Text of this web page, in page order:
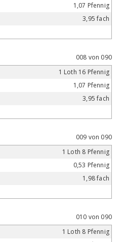
1,07 Pfennig
3,95 fach
008 von 090
1 Loth 16 Pfennig
1,07 Pfennig
3,95 fach
009 von 090
1 Loth 8 Pfennig
0,53 Pfennig
1,98 fach
010 von 090
1 Loth 8 Pfennig